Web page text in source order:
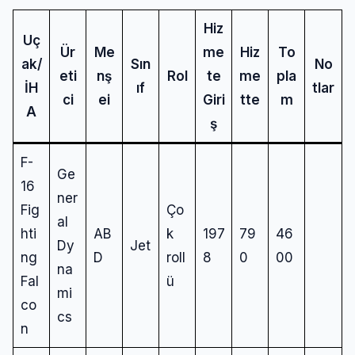
Uç
ak/
İH
A
Ür
eti
ci
Me
nş
ei
Sın
ıf
Rol
Hiz
me
te
Giri
ş
Hiz
me
tte
To
pla
m
No
tlar
F-
16
Fig
hti
ng
Fal
co
n
Ge
ner
al
Dy
na
mi
cs
AB
D
Jet
Ço
k
roll
ü
197
8
79
0
46
00